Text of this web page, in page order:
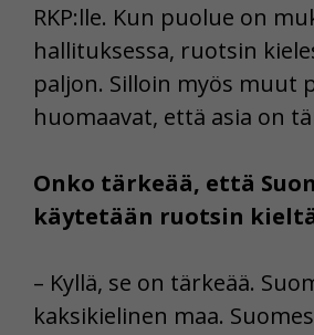
RKP:lle. Kun puolue on
hallituksessa, ruotsin
paljon. Silloin myös muut
huomaavat, että asia on
Onko tärkeää, että
käytetään ruotsin
– Kyllä, se on tärkeää.
kaksikielinen maa.